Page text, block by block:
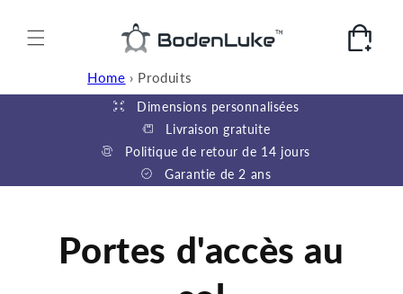
au
Panier
Home › Produits
Dimensions personnalisées
Livraison gratuite
Politique de retour de 14 jours
Garantie de 2 ans
Portes d'accès au